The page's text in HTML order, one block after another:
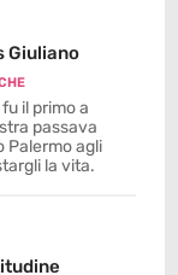
Giuliano
il primo a
passava
Palermo agli
la vita.